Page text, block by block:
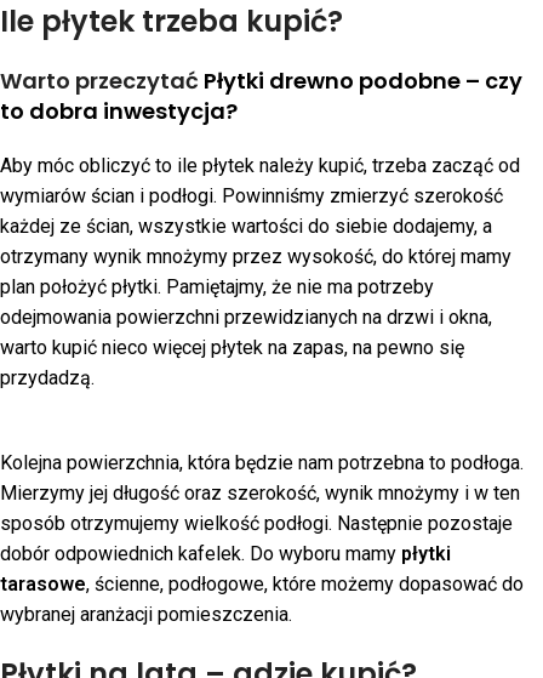
Ile płytek trzeba kupić?
Warto przeczytać Płytki drewno podobne – czy
to dobra inwestycja?
Aby móc obliczyć to ile płytek należy kupić, trzeba zacząć od
wymiarów ścian i podłogi. Powinniśmy zmierzyć szerokość
każdej ze ścian, wszystkie wartości do siebie dodajemy, a
otrzymany wynik mnożymy przez wysokość, do której mamy
plan położyć płytki. Pamiętajmy, że nie ma potrzeby
odejmowania powierzchni przewidzianych na drzwi i okna,
warto kupić nieco więcej płytek na zapas, na pewno się
przydadzą.
Kolejna powierzchnia, która będzie nam potrzebna to podłoga.
Mierzymy jej długość oraz szerokość, wynik mnożymy i w ten
sposób otrzymujemy wielkość podłogi. Następnie pozostaje
dobór odpowiednich kafelek. Do wyboru mamy płytki
tarasowe, ścienne, podłogowe, które możemy dopasować do
wybranej aranżacji pomieszczenia.